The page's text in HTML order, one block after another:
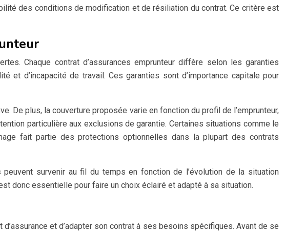
des conditions de modification et de résiliation du contrat. Ce critère est
Chaque contrat d’assurances emprunteur diffère selon les garanties
d’incapacité de travail. Ces garanties sont d’importance capitale pour
plus, la couverture proposée varie en fonction du profil de l’emprunteur,
particulière aux exclusions de garantie. Certaines situations comme le
fait partie des protections optionnelles dans la plupart des contrats
survenir au fil du temps en fonction de l’évolution de la situation
donc essentielle pour faire un choix éclairé et adapté à sa situation.
et d’adapter son contrat à ses besoins spécifiques. Avant de se